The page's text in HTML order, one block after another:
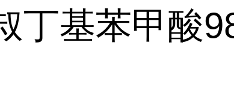
丁基苯甲酸